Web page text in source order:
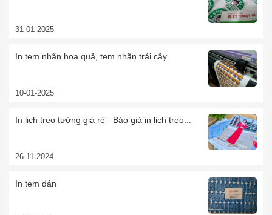
31-01-2025
In tem nhãn hoa quả, tem nhãn trái cây
10-01-2025
In lịch treo tường giá rẻ - Báo giá in lịch treo...
26-11-2024
In tem dán